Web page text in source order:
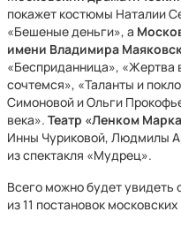
покажет костюмы Наталии
«Бешеные деньги», а
имени Владимира
«Бесприданница», «Жертва
сочтемся», «Таланты и
Симоновой и Ольги
века». Театр «Ленком
Инны Чуриковой, Людмилы
из спектакля «Мудрец».
Всего можно будет увидеть
из 11 постановок